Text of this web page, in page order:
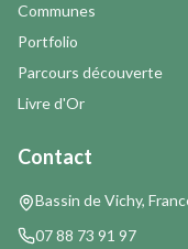
Communes
Portfolio
Parcours découverte
Livre d'Or
Contact
Bassin de Vichy,
07 88 73 91 97